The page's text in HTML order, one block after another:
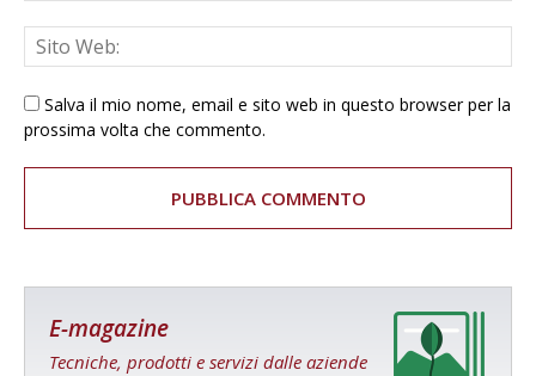
Salva il mio nome, email e sito web in questo browser per la
prossima volta che commento.
E-magazine
Tecniche, prodotti e servizi dalle aziende